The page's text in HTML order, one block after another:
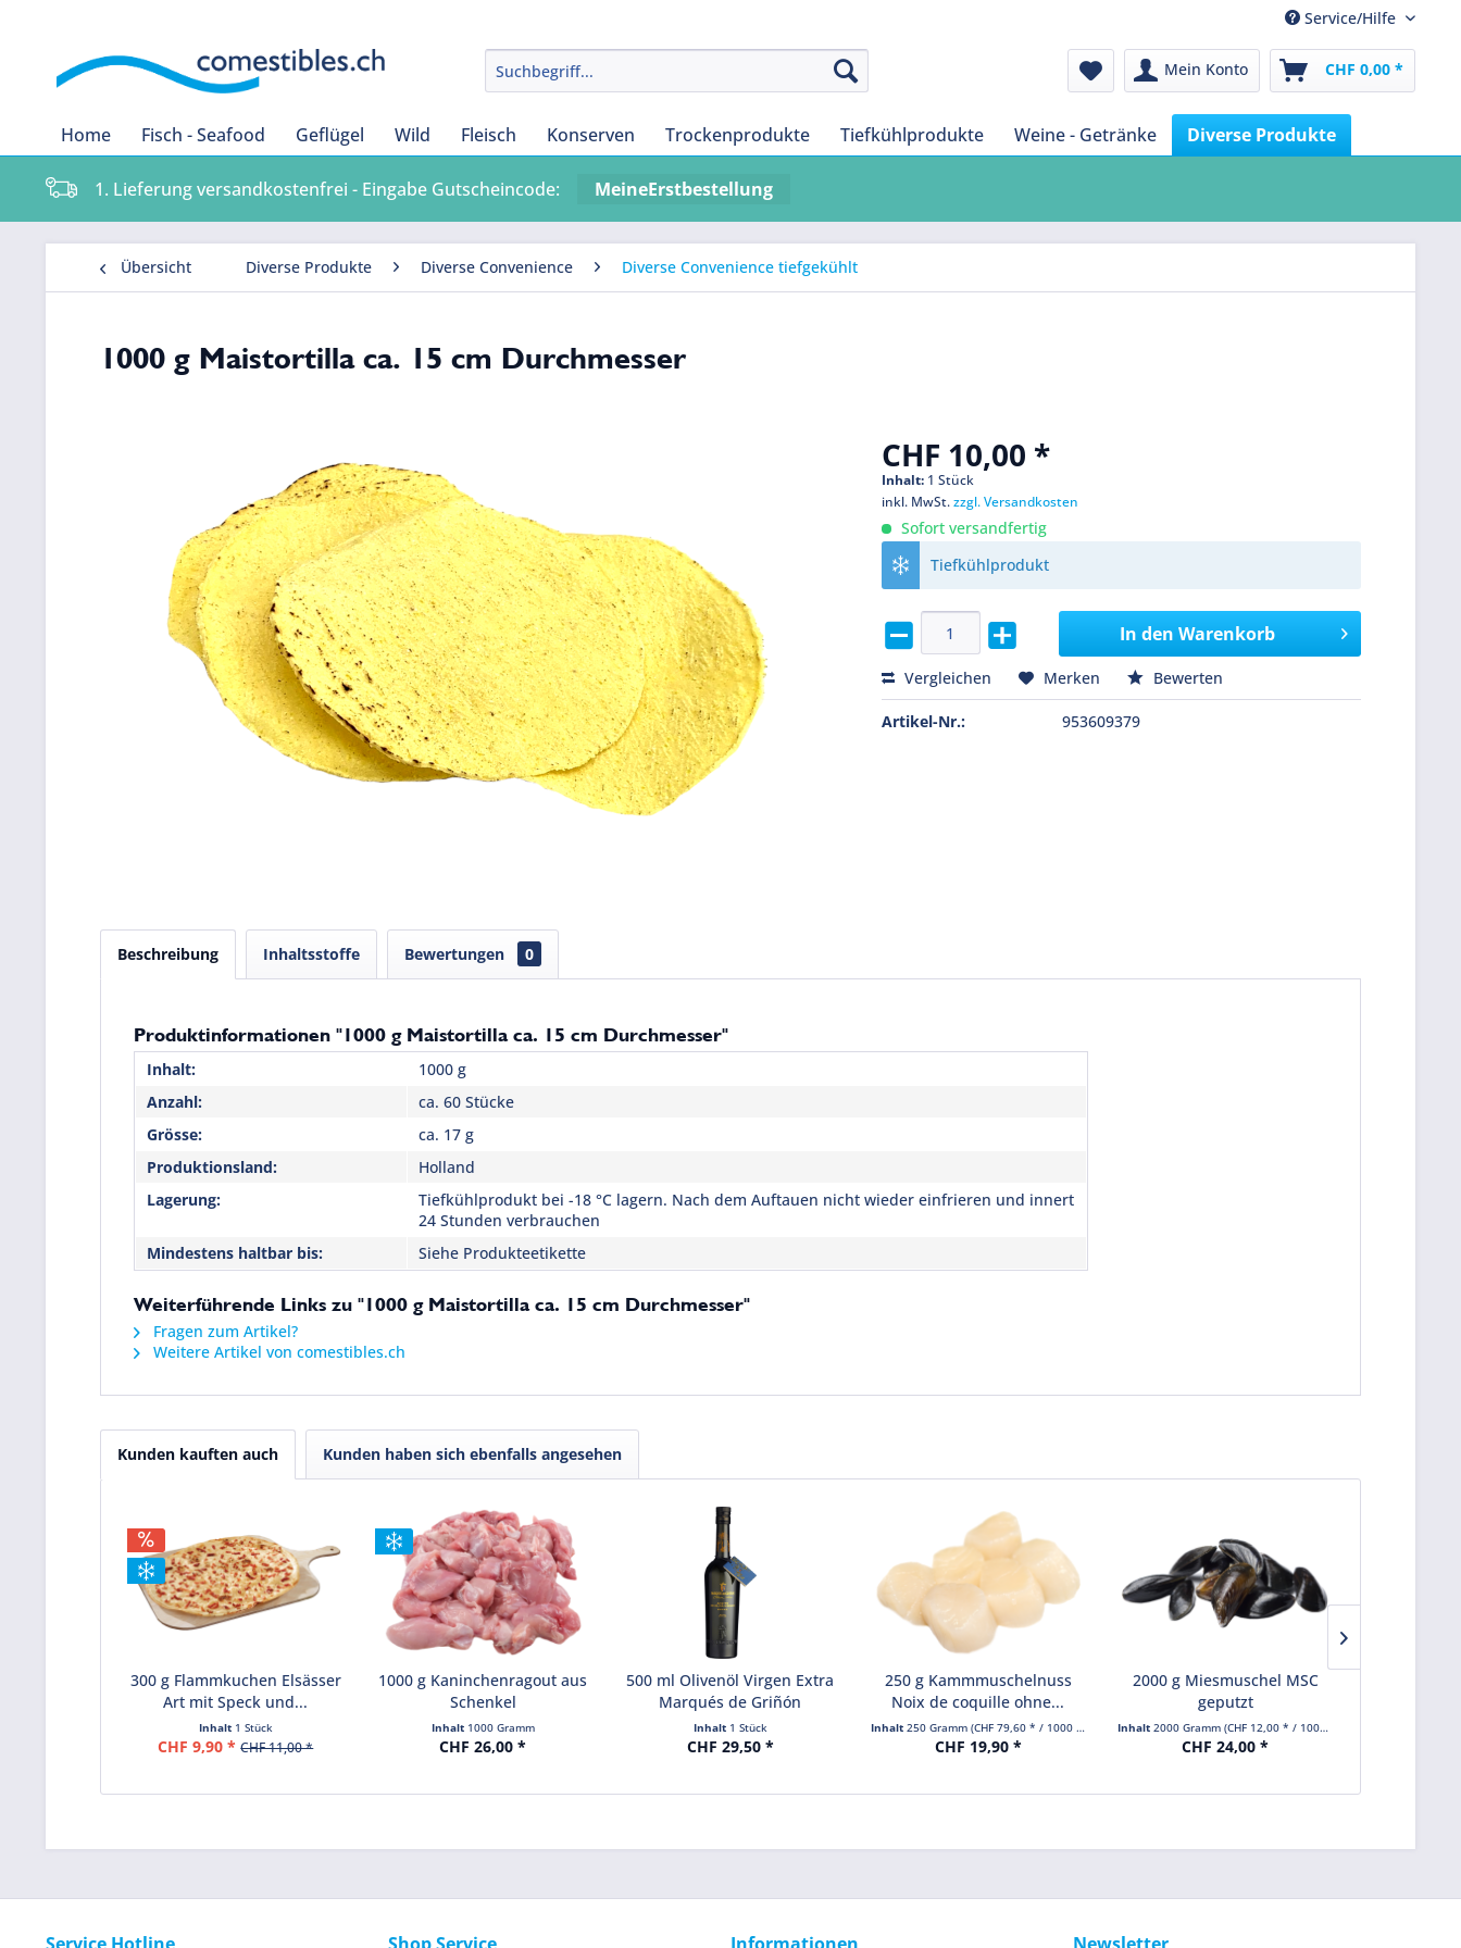
Service/Hilfe
Mein Konto CHF 0,00 *
Home Fisch - Seafood Geflügel Wild Fleisch Konserven Trockenprodukte Tiefkühlprodukte Weine - Getränke Diverse Produkte
1. Lieferung versandkostenfrei - Eingabe Gutscheincode: MeineErstbestellung
Übersicht Diverse Produkte Diverse Convenience Diverse Convenience tiefgekühlt
1000 g Maistortilla ca. 15 cm Durchmesser
CHF 10,00 *
Inhalt: 1 Stück
inkl. MwSt.zzgl. Versandkosten
Sofort versandfertig
Tiefkühlprodukt
In den Warenkorb
Vergleichen Merken Bewerten
Artikel-Nr.: 953609379
Beschreibung Inhaltsstoffe Bewertungen 0
Produktinformationen "1000 g Maistortilla ca. 15 cm Durchmesser"
Inhalt:
1000 g
Anzahl:
ca. 60 Stücke
Grösse:
ca. 17 g
Produktionsland:
Holland
Lagerung:
Tiefkühlprodukt bei -18 °C lagern. Nach dem Auftauen nicht wieder einfrieren und innert
24 Stunden verbrauchen
Mindestens haltbar bis:
Siehe Produkteetikette
Weiterführende Links zu "1000 g Maistortilla ca. 15 cm Durchmesser"
Fragen zum Artikel?
Weitere Artikel von comestibles.ch
Kunden kauften auch Kunden haben sich ebenfalls angesehen
300 g Flammkuchen Elsässer
Art mit Speck und...
Inhalt 1 Stück
CHF 9,90 * CHF 11,00 *
1000 g Kaninchenragout aus
Schenkel
Inhalt 1000 Gramm
CHF 26,00 *
500 ml Olivenöl Virgen Extra
Marqués de Griñón
Inhalt 1 Stück
CHF 29,50 *
250 g Kammmuschelnuss
Noix de coquille ohne...
Inhalt 250 Gramm (CHF 79,60 * / 1000 Gramm)
CHF 19,90 *
2000 g Miesmuschel MSC
geputzt
Inhalt2000 Gramm(CHF 12,00 * / 1000 Gramm)
CHF 24,00 *